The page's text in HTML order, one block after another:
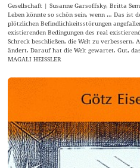
Gesellschaft | Susanne Garsoffsky, Britta
Leben könnte so schön sein, wenn … Das ist
plötzlichen Befindlichkeitsstörungen
existierenden Bedingungen des real
Schreck beschließen, die Welt zu verbessern.
ändert. Darauf hat die Welt gewartet. Gut,
MAGALI HEISSLER